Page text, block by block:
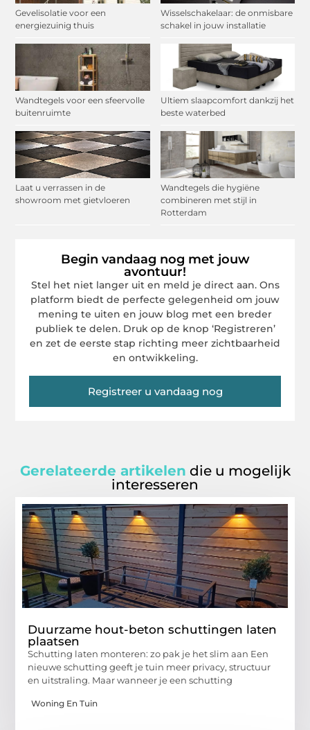
Gevelisolatie voor een
energiezuinig thuis
Wisselschakelaar: de onmisbare
schakel in jouw installatie
Wandtegels voor een sfeervolle
buitenruimte
Ultiem slaapcomfort dankzij het
beste waterbed
Laat u verrassen in de
showroom met gietvloeren
Wandtegels die hygiëne
combineren met stijl in
Rotterdam
Begin vandaag nog met jouw
avontuur!
Stel het niet langer uit en meld je direct aan. Ons
platform biedt de perfecte gelegenheid om jouw
mening te uiten en jouw blog met een breder
publiek te delen. Druk op de knop ‘Registreren’
en zet de eerste stap richting meer zichtbaarheid
en ontwikkeling.
Registreer u vandaag nog
Gerelateerde artikelen die u mogelijk
interesseren
Duurzame hout-beton schuttingen laten
plaatsen
Schutting laten monteren: zo pak je het slim aan Een
nieuwe schutting geeft je tuin meer privacy, structuur
en uitstraling. Maar wanneer je een schutting
Woning En Tuin